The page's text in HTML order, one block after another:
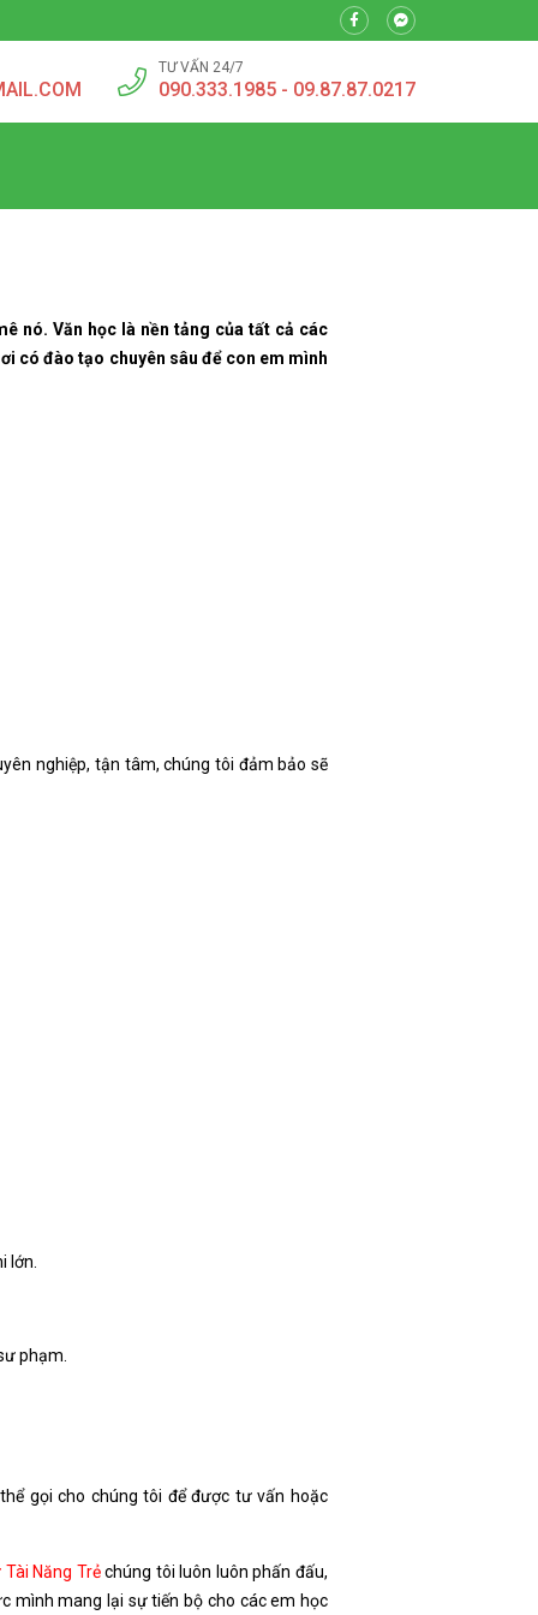
TƯ VẤN 24/7
090.333.1985 - 09.87.87.0217
nó. Văn học là nền tảng của tất cả các
có đào tạo chuyên sâu để con em mình
nghiệp, tận tâm, chúng tôi đảm bảo sẽ
lớn.
phạm.
gọi cho chúng tôi để được tư vấn hoặc
Năng Trẻchúng tôi luôn luôn phấn đấu,
mình mang lại sự tiến bộ cho các em học